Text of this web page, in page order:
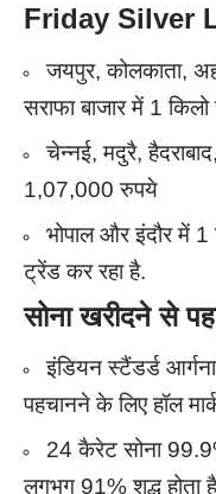
Friday Silver
जयपुर, कोलकाता,
सराफा बाजार में 1
चेन्नई, मदुरै,
1,07,000 रुपये
भोपाल और इंदौर में
ट्रेंड कर रहा है.
सोना खरीदने से
इंडियन स्टैंडर्ड
पहचानने के लिए हॉल
24 कैरेट सोना
लगभग 91% शुद्ध होता